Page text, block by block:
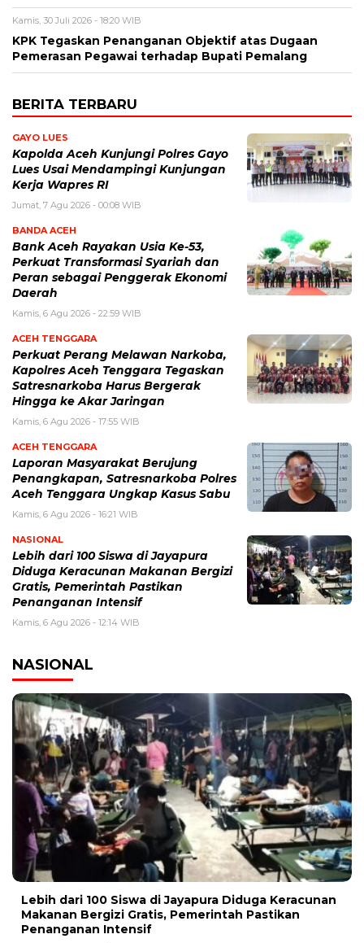
Kamis, 30 Juli 2026 - 18:20 WIB
KPK Tegaskan Penanganan Objektif atas Dugaan
Pemerasan Pegawai terhadap Bupati Pemalang
BERITA TERBARU
GAYO LUES
Kapolda Aceh Kunjungi Polres Gayo
Lues Usai Mendampingi Kunjungan
Kerja Wapres RI
Jumat, 7 Agu 2026 - 00:08 WIB
BANDA ACEH
Bank Aceh Rayakan Usia Ke-53,
Perkuat Transformasi Syariah dan
Peran sebagai Penggerak Ekonomi
Daerah
Kamis, 6 Agu 2026 - 22:59 WIB
ACEH TENGGARA
Perkuat Perang Melawan Narkoba,
Kapolres Aceh Tenggara Tegaskan
Satresnarkoba Harus Bergerak
Hingga ke Akar Jaringan
Kamis, 6 Agu 2026 - 17:55 WIB
ACEH TENGGARA
Laporan Masyarakat Berujung
Penangkapan, Satresnarkoba Polres
Aceh Tenggara Ungkap Kasus Sabu
Kamis, 6 Agu 2026 - 16:21 WIB
NASIONAL
Lebih dari 100 Siswa di Jayapura
Diduga Keracunan Makanan Bergizi
Gratis, Pemerintah Pastikan
Penanganan Intensif
Kamis, 6 Agu 2026 - 12:14 WIB
NASIONAL
Lebih dari 100 Siswa di Jayapura Diduga Keracunan
Makanan Bergizi Gratis, Pemerintah Pastikan
Penanganan Intensif